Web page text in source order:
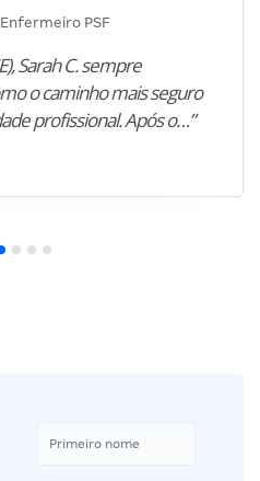
PSF
Sarah C. sempre
o caminho mais seguro
profissional. Após o…”